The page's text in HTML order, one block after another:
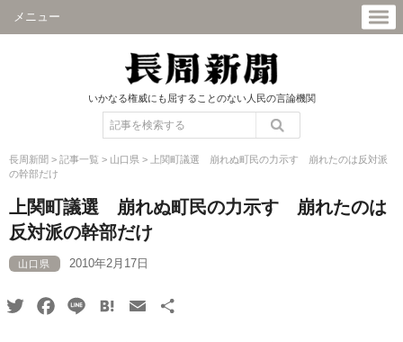
メニュー
いかなる権威にも屈することのない人民の言論機関
長周新聞 > 記事一覧 > 山口県 >
上関町議選 崩れぬ町民の力示す 崩れたのは反対派
の幹部だけ
上関町議選 崩れぬ町民の力示す 崩れたのは
反対派の幹部だけ
山口県 2010年2月17日
TwitterFacebook
Line HatenaEmail